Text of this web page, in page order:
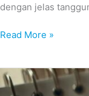
dengan jelas
Read More »
10
Perkara